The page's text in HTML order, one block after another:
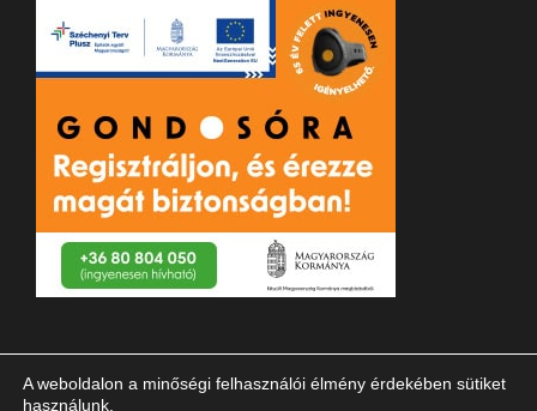
A weboldalon a minőségi felhasználói élmény érdekében sütiket
használunk.